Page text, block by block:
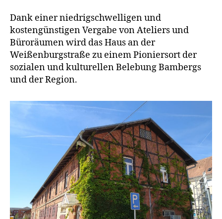
Dank einer niedrigschwelligen und
kostengünstigen Vergabe von Ateliers und
Büroräumen wird das Haus an der
Weißenburgstraße zu einem Pioniersort der
sozialen und kulturellen Belebung Bambergs
und der Region.